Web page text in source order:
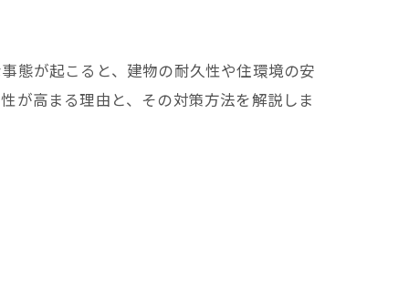
態が起こると、建物の耐久性や住環境の安
が高まる理由と、その対策方法を解説しま